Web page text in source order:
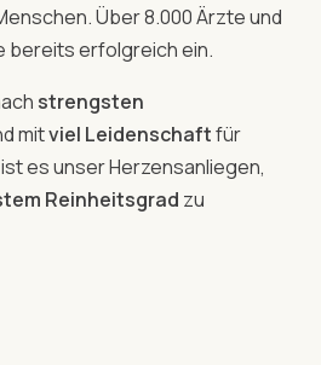
Über 8.000 Ärzte und
bereits erfolgreich ein.
strengsten
mitviel Leidenschaftfür
es unser Herzensanliegen,
Reinheitsgrad zu